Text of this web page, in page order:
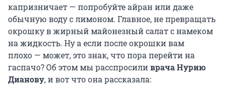
капризничает — попробуйте айран или даже
обычную воду с лимоном. Главное, не превращать
окрошку в жирный майонезный салат с намеком
на жидкость. Ну а если после окрошки вам
плохо — может, это знак, что пора перейти на
гаспачо? Об этом мы расспросиливрача Нурию
Дианову, и вот что она рассказала: